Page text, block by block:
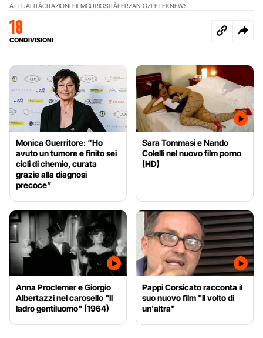
ATTUALITÀCITAZIONI FILMCURIOSITÀFERZAN OZPETEKNEWS
18
CONDIVISIONI
Monica Guerritore: “Ho
avuto un tumore e finito sei
cicli di chemio, curata
grazie alla diagnosi
precoce”
Sara Tommasi e Nando
Colelli nel nuovo film porno
(HD)
Anna Proclemer e Giorgio
Albertazzi nel carosello "Il
ladro gentiluomo" (1964)
Pappi Corsicato racconta il
suo nuovo film "Il volto di
un'altra"